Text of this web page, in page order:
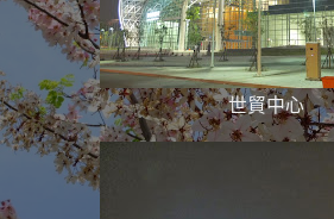
世貿中心